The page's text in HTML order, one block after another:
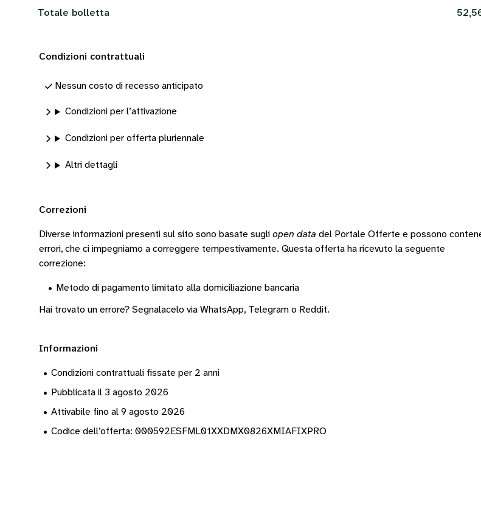
Totale bolletta
Condizioni contrattuali
Nessun costo di recesso anticipato
Condizioni per l’attivazione
Condizioni per offerta pluriennale
Altri dettagli
Correzioni
Diverse informazioni presenti sul sito sono basate sugli open data del Portale Offerte e possono
errori, che ci impegniamo a correggere tempestivamente. Questa offerta ha ricevuto la seguente
correzione:
• Metodo di pagamento limitato alla domiciliazione bancaria
Hai trovato un errore? Segnalacelo via WhatsApp, Telegram o Reddit.
Informazioni
• Condizioni contrattuali fissate per 2 anni
• Pubblicata il 3 agosto 2026
• Attivabile fino al 9 agosto 2026
• Codice dell’offerta: 000592ESFML01XXDMX0826XMIAFIXPRO